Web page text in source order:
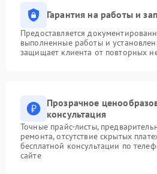
Гарантия на работы и
Предоставляется
выполненные работы и
защищает клиента от повторных
Прозрачное
консультация
Точные прайс-листы,
ремонта, отсутствие скрытых
бесплатной консультации по
сайте